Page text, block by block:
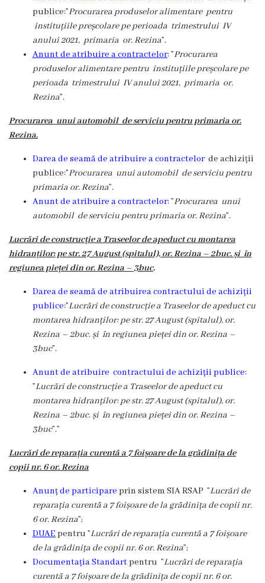
în
proces
decizional
Regulamente
Audieri
publice
Procese-
Verbale
ale
ședințelor
Autorizații
de
construire
eliberate
Comisiei
pentru
Situații
Excepționale
a
Republicii
Moldova
Servicii
Certificate/Autorizații
publice:”Procurarea produselor alimentare pentru
instituțiile preșcolare pe perioada trimestrului IV
anului 2021, primaria or. Rezina”.
Anunt de atribuire a contractelor: ”Procurarea
produselor alimentarepentru instituțiile preșcolare pe
perioada trimestrului IV anului 2021, primaria or.
Rezina”.
Procurarea unui automobil de serviciu pentru primaria or.
Rezina.
Darea de seamă de atribuire a contractelorde achiziții
publice:”Procurarea unui automobil de serviciu pentru
primaria or. Rezina”.
Anunt de atribuire a contractelor: ”Procurarea unui
automobil de serviciu pentru primaria or. Rezina”.
Lucrări de construcție a Traseelor de apeduct cu montarea
hidranților: pe str. 27 August (spitalul), or. Rezina – 2buc. și în
regiunea pieței din or. Rezina – 3buc.
Darea de seamă de atribuirea contractului de achiziții
publice:”Lucrări de construcție a Traseelor de apeduct cu
montarea hidranților: pe str. 27 August (spitalul), or.
Rezina – 2buc. și în regiunea pieței din or. Rezina –
3buc”.
Anunt de atribuire contractului de achiziții publice:
”Lucrări de construcție a Traseelor de apeduct cu
montarea hidranților: pe str. 27 August (spitalul), or.
Rezina – 2buc. și în regiunea pieței din or. Rezina –
3buc”.”
Lucrări de reparația curentă a 7 foișoare de la grădinița de
copii nr. 6 or. Rezina
Anunț de participare prin sistem SIA RSAP ”Lucrări de
reparația curentă a 7 foișoare de la grădinița de copii nr.
6 or. Rezina”;
DUAE pentru ”Lucrări de reparația curentă a 7 foișoare
de la grădinița de copii nr. 6 or. Rezina”;
Documentația Standartpentru ”Lucrări de reparația
curentă a 7 foișoare de la grădinița de copii nr. 6 or.